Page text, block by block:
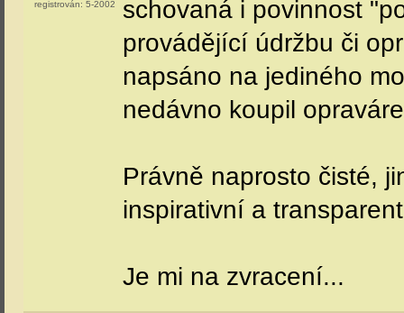
registrován: 5-2002
schovaná i povinnost
provádějící údržbu či
napsáno na jediného
nedávno koupil
Právně naprosto čisté,
inspirativní a
Je mi na zvracení...